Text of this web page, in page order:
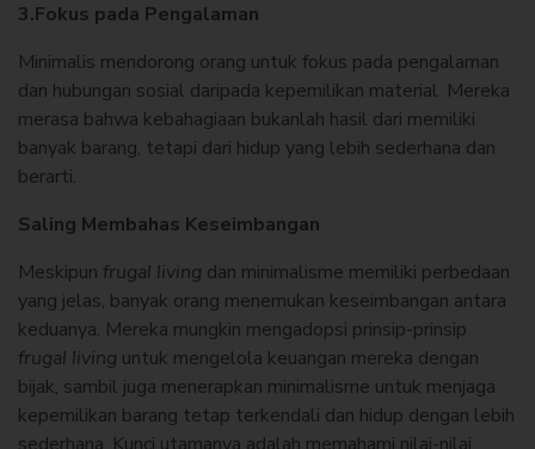
3.Fokus pada Pengalaman
Minimalis mendorong orang untuk fokus pada pengalaman
dan hubungan sosial daripada kepemilikan material. Mereka
merasa bahwa kebahagiaan bukanlah hasil dari memiliki
banyak barang, tetapi dari hidup yang lebih sederhana dan
berarti.
Saling Membahas Keseimbangan
Meskipun frugal living dan minimalisme memiliki perbedaan
yang jelas, banyak orang menemukan keseimbangan antara
keduanya. Mereka mungkin mengadopsi prinsip-prinsip
frugal living untuk mengelola keuangan mereka dengan
bijak, sambil juga menerapkan minimalisme untuk menjaga
kepemilikan barang tetap terkendali dan hidup dengan lebih